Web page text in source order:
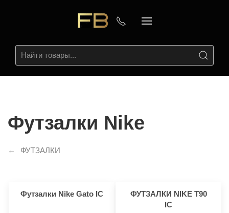
Футзалки Nike
ФУТЗАЛКИ
Футзалки Nike Gato IC
ФУТЗАЛКИ NIKE T90
IC